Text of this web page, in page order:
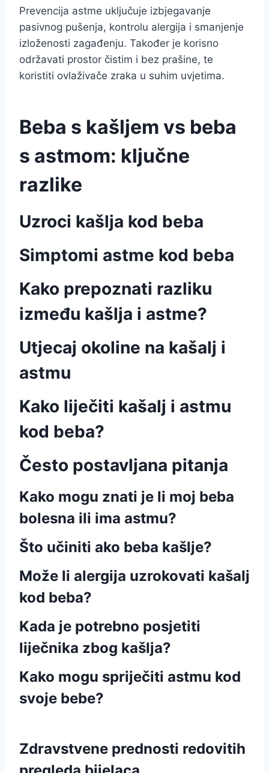
Prevencija astme uključuje izbjegavanje
pasivnog pušenja, kontrolu alergija i smanjenje
izloženosti zagađenju. Također je korisno
održavati prostor čistim i bez prašine, te
koristiti ovlaživače zraka u suhim uvjetima.
Beba s kašljem vs beba
s astmom: ključne
razlike
Uzroci kašlja kod beba
Simptomi astme kod beba
Kako prepoznati razliku
između kašlja i astme?
Utjecaj okoline na kašalj i
astmu
Kako liječiti kašalj i astmu
kod beba?
Često postavljana pitanja
Kako mogu znati je li moj beba
bolesna ili ima astmu?
Što učiniti ako beba kašlje?
Može li alergija uzrokovati kašalj
kod beba?
Kada je potrebno posjetiti
liječnika zbog kašlja?
Kako mogu spriječiti astmu kod
svoje bebe?
Zdravstvene prednosti redovitih